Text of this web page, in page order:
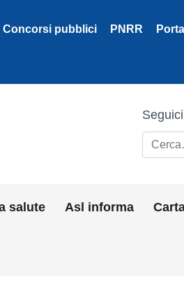
Concorsi pubblici PNRR
Cerca
salute Asl informa